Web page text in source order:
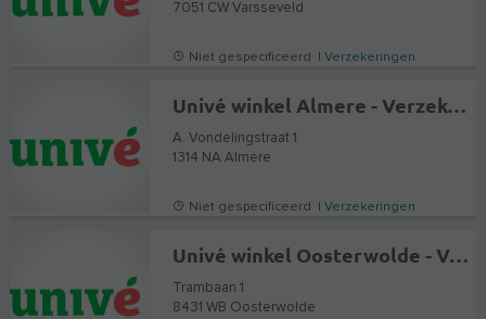
7051 CW Varsseveld
Niet gespecificeerd |Verzekeringen
Univé winkel Almere - Verzekeringen en Hypotheekadvies
A. Vondelingstraat 1
1314 NA Almere
Niet gespecificeerd |Verzekeringen
Univé winkel Oosterwolde - Verzekeringen en Hypotheekadvies
Trambaan 1
8431 WB Oosterwolde